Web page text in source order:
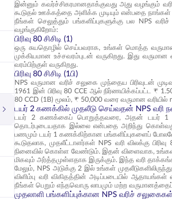
இன்னும் கவர்ச்சிகரமானதாக்குவது அது வழங்கும்
கூடுதல் ஊக்கத்தை அளிக்க முடியும் என்பதை நாங்கள்
நீங்கள் செலுத்தும் பங்களிப்புகளுக்கு பல NPS
வழங்குகிறோம்:
பிரிவு 80 சிசிடி (1)
ஒரு சுயதொழில் செய்பவராக, உங்கள் மொத்த
முக்கியமான உச்சவரம்புடன் வருகிறது. இது
வரம்பிற்குள் வருகிறது.
பிரிவு 80 சிசிடி (1பி)
NPS வருமான வரிச் சலுகை முந்தைய பிரிவுடன்
1961 இன் பிரிவு 80 CCE ஆல் நிர்ணயிக்கப்பட்ட ₹
80 CCD (1B) மூலம், ₹ 50,000 வரை வருமான வரியில்
டயர் 2 கணக்கில் முதலீடு செய்வதன் NPS வரி
டயர் 2 கணக்கைப் பொறுத்தவரை, அதன் டயர் 1
தொடர்புடையதாக இல்லை என்பதை அறிந்து
பணமும் டயர் 1 கணக்கிற்கான பங்களிப்புகளைப்
கூடுதலாக, முதலீட்டாளர்கள் NPS வரி விலக்கு
நினைவில் கொள்ள வேண்டும். இதன் விளைவாக, உங்கள்
மிகவும் அர்த்தமுள்ளதாக இருக்கும். இந்த வரி
மேலும், NPS அடுக்கு 2 இல் உங்கள்
விளிம்பு வரி விகிதத்தின் அடிப்படையில் ஆதாயங்கள்
நீங்கள் பெறும் எந்தவொரு லாபமும் மற்ற
முதலாளி பங்களிப்புக்கான NPS வரிச்